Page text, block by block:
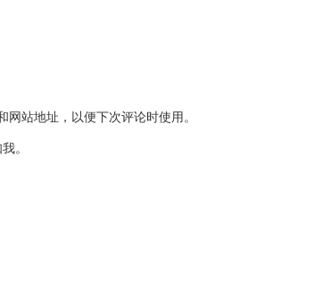
站地址，以便下次评论时使用。
。